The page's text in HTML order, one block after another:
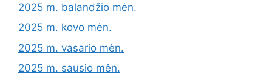
2025 m. balandžio mėn.
2025 m. kovo mėn.
2025 m. vasario mėn.
2025 m. sausio mėn.